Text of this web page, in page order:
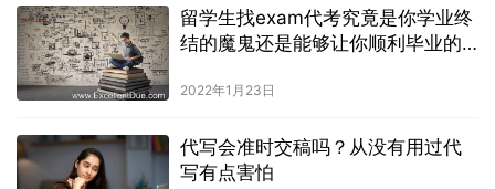
留学生找exam代考究竟是你学业终
结的魔鬼还是能够让你顺利毕业的
2022年1月23日
代写会准时交稿吗？从没有用过代
写有点害怕